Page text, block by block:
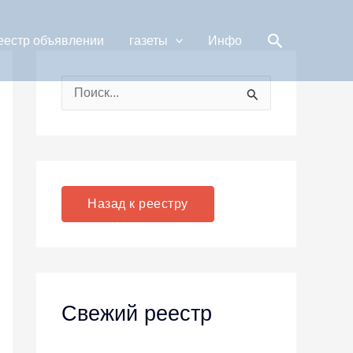
объявлении газеты Инфо Поиск
:
Назад к реестру
Свежий реестр